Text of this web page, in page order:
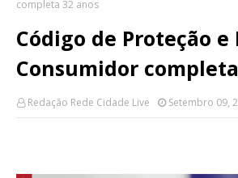
completa 32 anos
Código de Proteção e
Consumidor
Redação Rede Cidade Live Setembro 09,